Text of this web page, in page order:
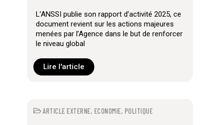
L’ANSSI publie son rapport d’activité 2025, ce
document revient sur les actions majeures
menées par l’Agence dans le but de renforcer
le niveau global
Lire l'article
ARTICLE EXTERNE, ECONOMIE, POLITIQUE